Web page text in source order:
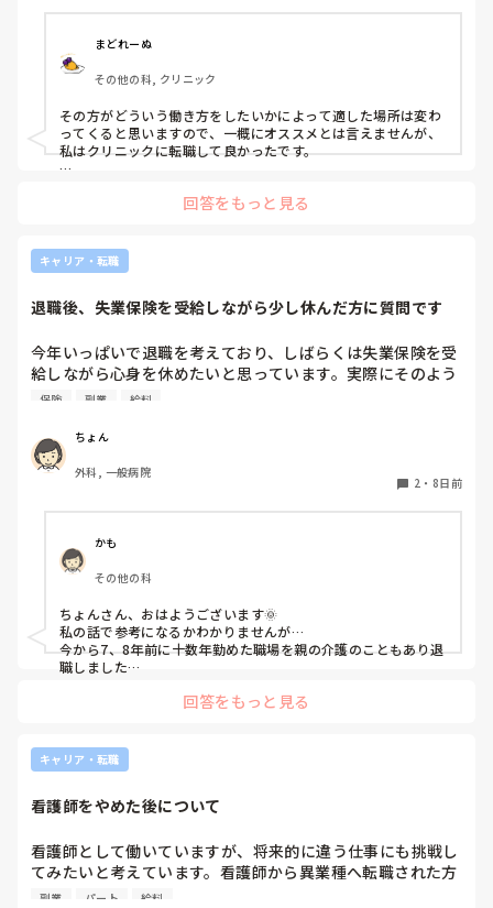
いと思いますか？
まどれーぬ
その他の科, クリニック
その方がどういう働き方をしたいかによって適した場所は変わ
ってくると思いますので、一概にオススメとは言えませんが、
私はクリニックに転職して良かったです。
で、日勤のみの働き方ができるところを求めました。
日勤のみの働き方になってから、体調はすこぶる良好です
仕事内容も自分に合うところを求めて幾度もクリニックを転々
残業はどこのクリニックもほとんどありませんでした。
お休みの取りやすさは、クリニックの規模によって異なると思
います。
フト制になったりします。
人数が多いところは比較的お休みも取りやすいのではないかと
思います。
私はシフト制は嫌なので、曜日固定のところを選ぶようにして
これまで勤めてきたクリニックは、看護師が二人体制で全体の
スタッフ数も少ないところがほとんどでした。
必要最低限の人員しかいないので、誰か一人でも休まれたら困
すね(´･ω･`; )
でも年間休日が多いところを選ぶようにしていますので、お休
みが少なくてつらいと思ったことはないです。
私は既婚ですが子どもがいないのと、自分の体調不良とかもほ
回答をもっと見る
キャリア・転職
退職後、失業保険を受給しながら少し休んだ方に質問です
今年いっぱいで退職を考えており、しばらくは失業保険を受
給しながら心身を休めたいと思っています。実際にそのよう
な過ごし方をされた方は、どのくらい休みましたか？「休ん
があれば教えていただきたいです。
保険 副業 給料
ちょん
外科, 一般病院
2 ・ 8日前
かも
その他の科
ちょんさん、おはようございます🌞
私の話で参考になるかわかりませんが…
今から7、8年前に十数年勤めた職場を親の介護のこともあり退
職しました
と会うことすらままならず、な感じでした
ただ、元々家にいるのが苦痛になるタイプではなかったので主
なのでよかったことといったら
すかね〜
こうしておけば良かった、はあまり浮かばないのですがパソコ
ンを習っていたらよかったかなと思うくらいですかね
看護師してると時に長い休みが必要な時もあると思います
回答をもっと見る
キャリア・転職
看護師をやめた後について
看護師として働いていますが、将来的に違う仕事にも挑戦し
てみたいと考えています。看護師から異業種へ転職された方
がいましたら、転職理由や今のお仕事の働きやすさ、収入面
副業 パート 給料